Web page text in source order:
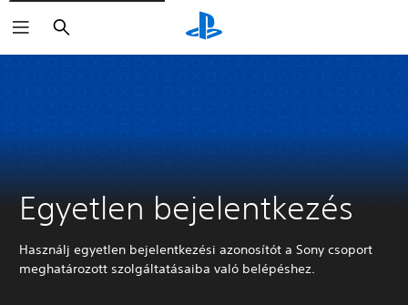
Keresés
Egyetlen bejelentkezés
Használj egyetlen bejelentkezési azonosítót a Sony csoport
meghatározott szolgáltatásaiba való belépéshez.